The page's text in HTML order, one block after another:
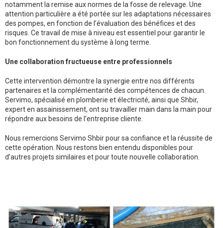
notamment la remise aux normes de la fosse de relevage. Une
attention particulière a été portée sur les adaptations nécessaires
des pompes, en fonction de l’évaluation des bénéfices et des
risques. Ce travail de mise à niveau est essentiel pour garantir le
bon fonctionnement du système à long terme.
Une collaboration fructueuse entre professionnels
Cette intervention démontre la synergie entre nos différents
partenaires et la complémentarité des compétences de chacun.
Servimo, spécialisé en plomberie et électricité, ainsi que Shbir,
expert en assainissement, ont su travailler main dans la main pour
répondre aux besoins de l’entreprise cliente.
Nous remercions Servimo Shbir pour sa confiance et la réussite de
cette opération. Nous restons bien entendu disponibles pour
d’autres projets similaires et pour toute nouvelle collaboration.